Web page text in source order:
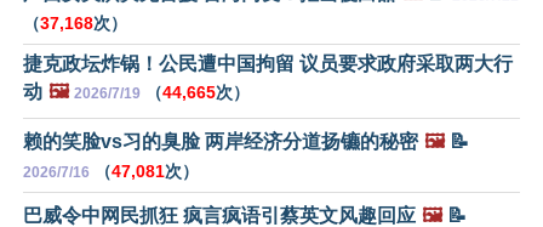
（37,168次）
捷克政坛炸锅！公民遭中国拘留 议员要求政府采取两大行
动 🖼️ 2026/7/19 （44,665次）
赖的笑脸vs习的臭脸 两岸经济分道扬镳的秘密 🖼️📝
2026/7/16 （47,081次）
巴威令中网民抓狂 疯言疯语引蔡英文风趣回应 🖼️📝